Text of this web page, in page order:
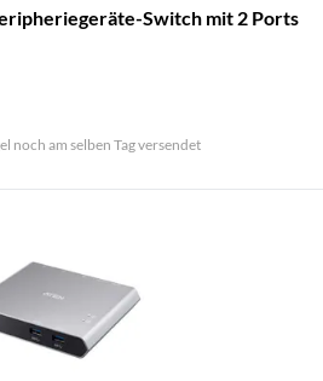
Switch mit 2 Ports
noch am selben Tag versendet